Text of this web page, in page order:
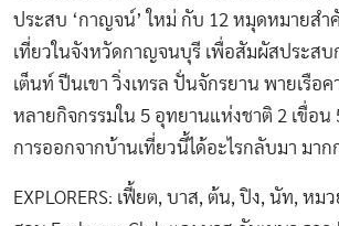
ประสบ ‘กาญจน์’ ใหม่ กับ 12 หมุดหมายสำ
เที่ยวในจังหวัดกาญจนบุรี เพื่อสัมผัสประสบ
เต็นท์ ปีนเขา วิ่งเทรล ปั่นจักรยาน พายเรือ
หลายกิจกรรมใน 5 อุทยานแห่งชาติ 2 เขื่อน
การออกจากบ้านเที่ยวนี้ได้อะไรกลับมา มาก
EXPLORERS: เฟี้ยต, บาส, ต้น, ปิง, นัท, ห